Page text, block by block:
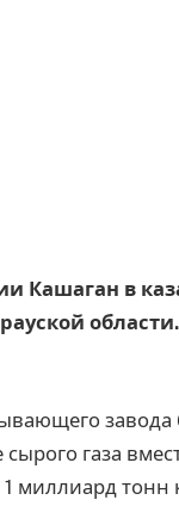
Кашаган в
завода
газа
миллиард тонн